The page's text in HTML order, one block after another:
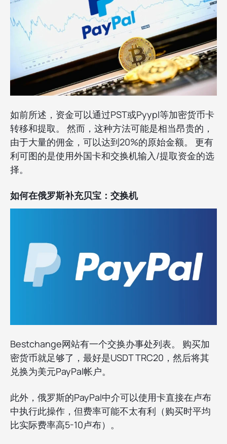
如前所述，资金可以通过PST或Pyypl等加密货币卡
转移和提取。 然而，这种方法可能是相当昂贵的，
由于大量的佣金，可以达到20%的原始金额。 更有
利可图的是使用外国卡和交换机输入/提取资金的选
择。
如何在俄罗斯补充贝宝：交换机
Bestchange网站有一个交换办事处列表。 购买加
密货币就足够了，最好是USDT TRC20，然后将其
兑换为美元PayPal帐户。
此外，俄罗斯的PayPal中介可以使用卡直接在卢布
中执行此操作，但费率可能不太有利（购买时平均
比实际费率高5-10卢布）。